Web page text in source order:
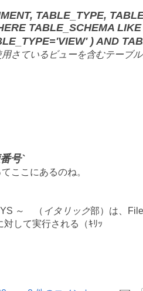
TABLE_TYPE,
TABLE_SCHEMA
) AND
さているビューを含むテーブル
号`
ここにあるのね。
～ （ イタリック部）は、
して実行される（ｷﾘｯ